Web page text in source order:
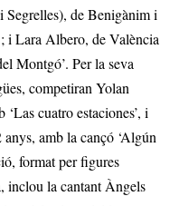
Segrelles), de Benigànim i
i Lara Albero, de València
Montgó’. Per la seva
competiran Yolan
cuatro estaciones’, i
amb la cançó ‘Algún
format per figures
inclou la cantant Àngels